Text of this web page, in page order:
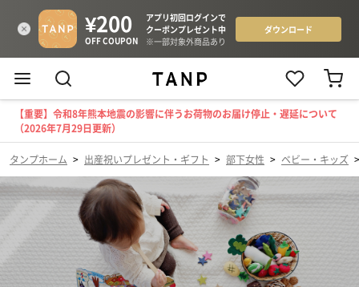
【重要】令和8年熊本地震の影響に伴うお荷物のお届け停止・遅延について
（2026年7月29日更新）
タンプホーム > 出産祝いプレゼント・ギフト > 部下女性 > ベビー・キッズ